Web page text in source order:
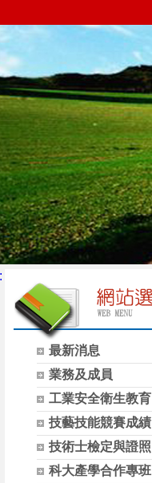
最新消息
業務及成員
工業安全衛生教育
技藝技能競賽成績
技術士檢定與證照
科大產學合作專班